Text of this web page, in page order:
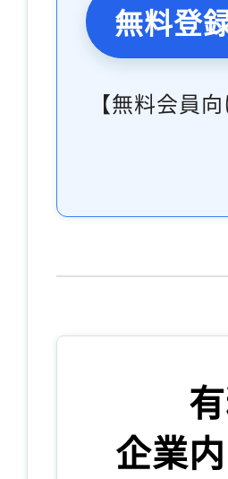
無料登
【無料会員
企業